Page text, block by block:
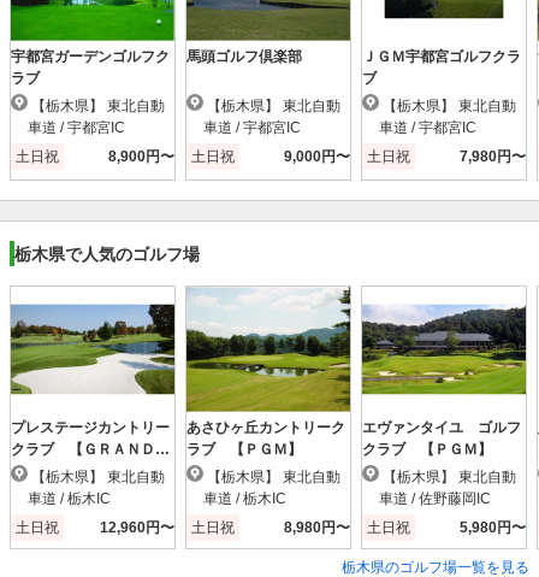
宇都宮ガーデンゴルフク
ラブ
車道 / 宇都宮IC
土日祝
8,900円〜
馬頭ゴルフ倶楽部
車道 / 宇都宮IC
土日祝
9,000円〜
ＪＧＭ宇都宮ゴルフクラ
ブ
車道 / 宇都宮IC
土日祝
7,980円〜
栃木県で人気のゴルフ場
プレステージカントリー
クラブ 【ＧＲＡＮＤ
ＰＧＭ】
車道 / 栃木IC
土日祝
12,960円〜
あさひヶ丘カントリーク
ラブ 【ＰＧＭ】
車道 / 栃木IC
土日祝
8,980円〜
エヴァンタイユ ゴルフ
クラブ 【ＰＧＭ】
車道 / 佐野藤岡IC
土日祝
5,980円〜
栃木県のゴルフ場一覧を見る